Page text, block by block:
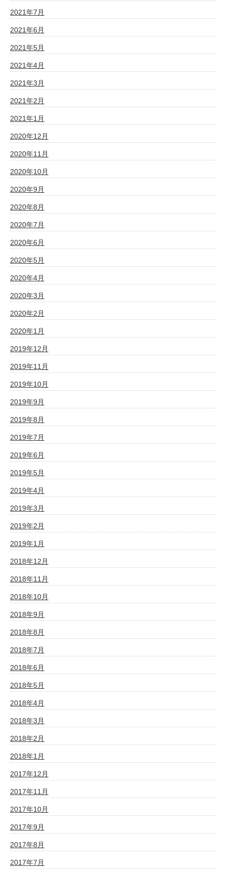
2021年7月
2021年6月
2021年5月
2021年4月
2021年3月
2021年2月
2021年1月
2020年12月
2020年11月
2020年10月
2020年9月
2020年8月
2020年7月
2020年6月
2020年5月
2020年4月
2020年3月
2020年2月
2020年1月
2019年12月
2019年11月
2019年10月
2019年9月
2019年8月
2019年7月
2019年6月
2019年5月
2019年4月
2019年3月
2019年2月
2019年1月
2018年12月
2018年11月
2018年10月
2018年9月
2018年8月
2018年7月
2018年6月
2018年5月
2018年4月
2018年3月
2018年2月
2018年1月
2017年12月
2017年11月
2017年10月
2017年9月
2017年8月
2017年7月